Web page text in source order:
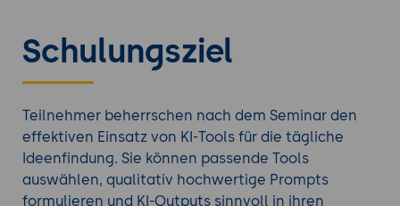
Schulungsziel
Teilnehmer beherrschen nach dem Seminar den
effektiven Einsatz von KI-Tools für die tägliche
Ideenfindung. Sie können passende Tools
auswählen, qualitativ hochwertige Prompts
formulieren und KI-Outputs sinnvoll in ihren